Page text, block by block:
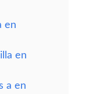
en
en
a en